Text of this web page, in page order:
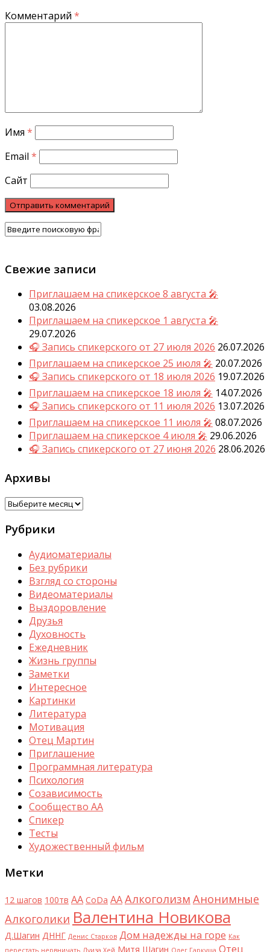
Комментарий *
Имя *
Email *
Сайт
Свежие записи
Приглашаем на спикерское 8 августа 🎤
03.08.2026
Приглашаем на спикерское 1 августа 🎤
29.07.2026
🎧 Запись спикерского от 27 июля 2026 26.07.2026
Приглашаем на спикерское 25 июля 🎤 20.07.2026
🎧 Запись спикерского от 18 июля 2026 19.07.2026
Приглашаем на спикерское 18 июля 🎤 14.07.2026
🎧 Запись спикерского от 11 июля 2026 13.07.2026
Приглашаем на спикерское 11 июля 🎤 08.07.2026
Приглашаем на спикерское 4 июля 🎤 29.06.2026
🎧 Запись спикерского от 27 июня 2026 28.06.2026
Архивы
Архивы
Рубрики
Аудиоматериалы
Без рубрики
Взгляд со стороны
Видеоматериалы
Выздоровление
Друзья
Духовность
Ежедневник
Жизнь группы
Заметки
Интересное
Картинки
Литература
Мотивация
Отец Мартин
Приглашение
Программная литература
Психология
Созависимость
Сообщество АА
Спикер
Тесты
Художественный фильм
Метки
12 шагов 100тв AA CoDa АААлкоголизм Анонимные
Алкоголики Валентина Новикова
Д.Шагин ДННГ Денис Старков Дом надежды на горе Как
перестать нервничать Луиза Хей Митя Шагин Олег Гаркуша Отец